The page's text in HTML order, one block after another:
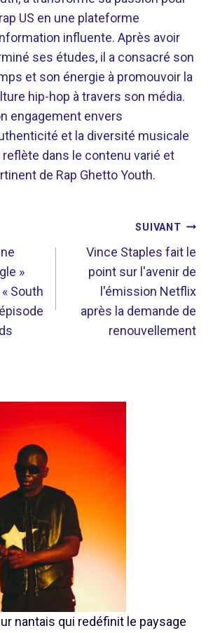
US en une plateforme
influente. Après avoir
ses études, il a consacré son
et son énergie à promouvoir la
hip-hop à travers son média.
engagement envers
et la diversité musicale
reflète dans le contenu varié et
de Rap Ghetto Youth.
»
South
SUIVANT
Vince Staples fait le
point sur l'avenir de
l'émission Netflix
après la demande de
renouvellement
nantais qui redéfinit le paysage